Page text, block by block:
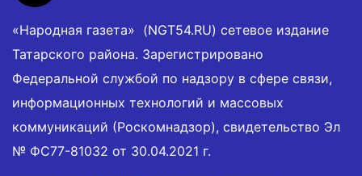
«Народная газета» (NGT54.RU) сетевое издание
Татарского района. Зарегистрировано
Федеральной службой по надзору в сфере связи,
информационных технологий и массовых
коммуникаций (Роскомнадзор), свидетельство Эл
№ ФС77-81032 от 30.04.2021 г.